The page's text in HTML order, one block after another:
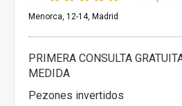
Menorca, 12-14, Madrid
PRIMERA CONSULTA
MEDIDA
Pezones invertidos